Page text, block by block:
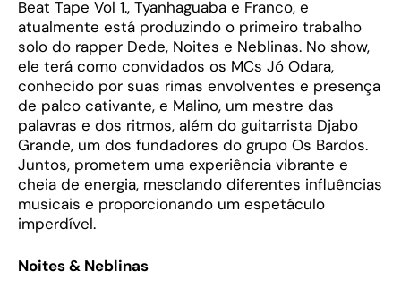
Beat Tape Vol 1., Tyanhaguaba e Franco, e
atualmente está produzindo o primeiro trabalho
solo do rapper Dede, Noites e Neblinas. No show,
ele terá como convidados os MCs Jó Odara,
conhecido por suas rimas envolventes e presença
de palco cativante, e Malino, um mestre das
palavras e dos ritmos, além do guitarrista Djabo
Grande, um dos fundadores do grupo Os Bardos.
Juntos, prometem uma experiência vibrante e
cheia de energia, mesclando diferentes influências
musicais e proporcionando um espetáculo
imperdível.
Noites & Neblinas